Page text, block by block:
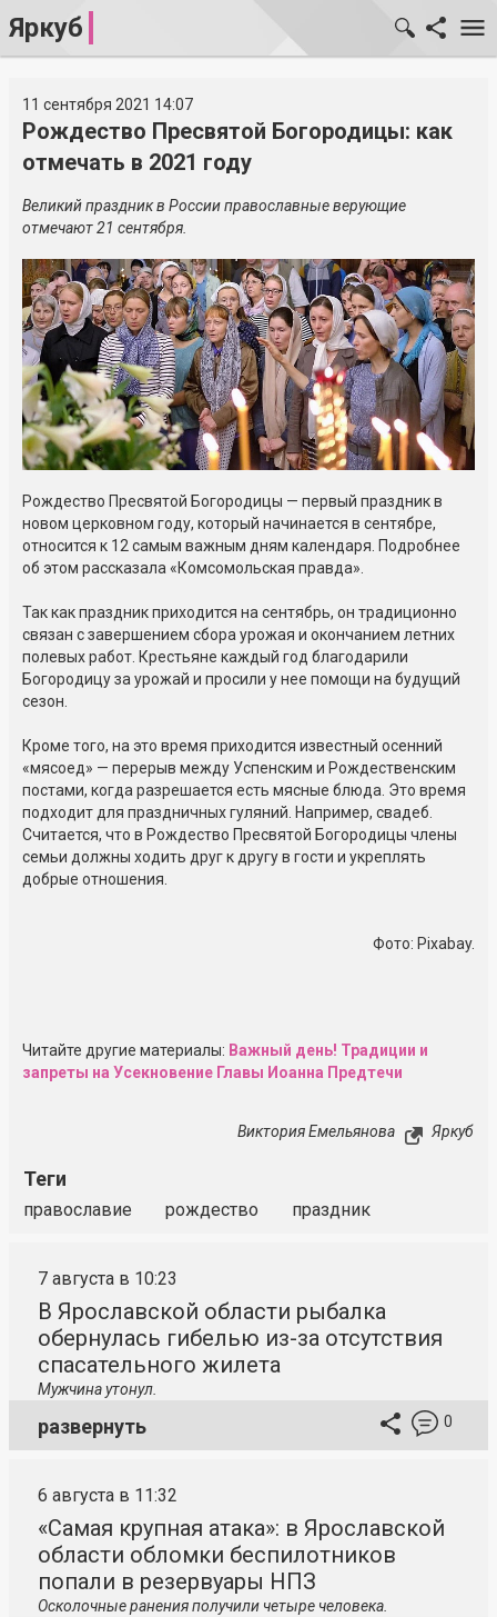
Яркуб
11 сентября 2021 14:07
Рождество Пресвятой Богородицы: как
отмечать в 2021 году
Великий праздник в России православные верующие
отмечают 21 сентября.
Рождество Пресвятой Богородицы — первый праздник в
новом церковном году, который начинается в сентябре,
относится к 12 самым важным дням календаря. Подробнее
об этом рассказала «Комсомольская правда».
Так как праздник приходится на сентябрь, он традиционно
связан с завершением сбора урожая и окончанием летних
полевых работ. Крестьяне каждый год благодарили
Богородицу за урожай и просили у нее помощи на будущий
сезон.
Кроме того, на это время приходится известный осенний
«мясоед» — перерыв между Успенским и Рождественским
постами, когда разрешается есть мясные блюда. Это время
подходит для праздничных гуляний. Например, свадеб.
Считается, что в Рождество Пресвятой Богородицы члены
семьи должны ходить друг к другу в гости и укреплять
добрые отношения.
Фото: Pixabay.
Читайте другие материалы: Важный день! Традиции и
запреты на Усекновение Главы Иоанна Предтечи
Виктория Емельянова Яркуб
Теги
православие рождество праздник
7 августа в 10:23
В Ярославской области рыбалка
обернулась гибелью из-за отсутствия
спасательного жилета
Мужчина утонул.
развернуть 0
6 августа в 11:32
«Самая крупная атака»: в Ярославской
области обломки беспилотников
попали в резервуары НПЗ
Осколочные ранения получили четыре человека.